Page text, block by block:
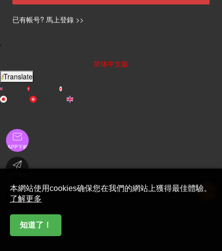
已有帳号? 馬上登錄 >>
'
简体中文版
Translate
本網站使用cookies确保您在我們的網站上獲得最佳體驗。
了解更多
知道了！

APP下載


在線客服

首頁